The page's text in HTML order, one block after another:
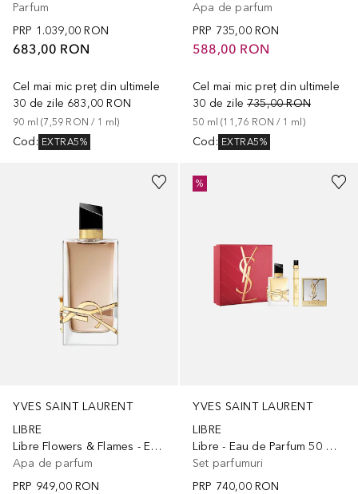
Parfum
PRP 1.039,00 RON
683,00 RON
Cel mai mic preț din ultimele
30 de zile 683,00 RON
90 ml (7,59 RON / 1 ml)
Cod : EXTRA5%
Apa de parfum
PRP 735,00 RON
588,00 RON
Cel mai mic preț din ultimele
30 de zile 735,00 RON
50 ml (11,76 RON / 1 ml )
Cod : EXTRA5%
YVES SAINT LAURENT
LIBRE
Libre Flowers & Flames - Eau de Parfum Florale
Apa de parfum
PRP 949,00 RON
YVES SAINT LAURENT
LIBRE
Libre - Eau de Parfum 50 ml Gift Set
Set parfumuri
PRP 740,00 RON
%